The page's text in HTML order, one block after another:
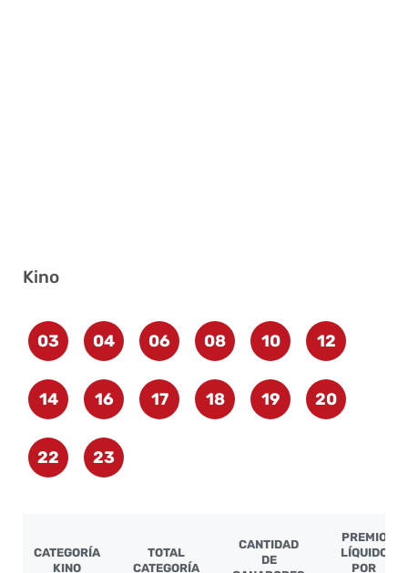
Kino
03 04 06 08 10 12
14 16 17 18 19 20
22 23
CATEGORÍA
KINO
TOTAL
CATEGORÍA
CANTIDAD
DE
PREMIO
LÍQUIDO
POR